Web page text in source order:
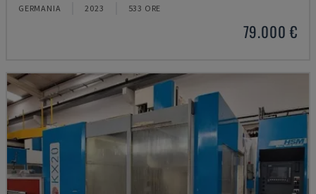
GERMANIA 2023 533 ORE
79.000 €